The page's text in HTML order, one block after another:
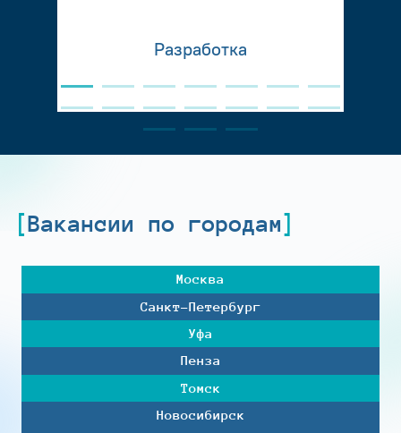
Разработка
Вакансии по городам
Москва
Санкт-Петербург
Уфа
Пенза
Томск
Новосибирск